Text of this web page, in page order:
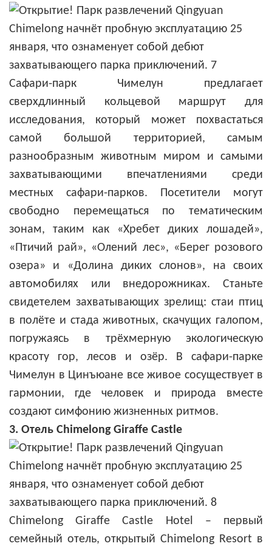
Сафари-парк Чимелун предлагает
сверхдлинный кольцевой маршрут для
исследования, который может похвастаться
самой большой территорией, самым
разнообразным животным миром и самыми
захватывающими впечатлениями среди
местных сафари-парков. Посетители могут
свободно перемещаться по тематическим
зонам, таким как «Хребет диких лошадей»,
«Птичий рай», «Олений лес», «Берег розового
озера» и «Долина диких слонов», на своих
автомобилях или внедорожниках. Станьте
свидетелем захватывающих зрелищ: стаи птиц
в полёте и стада животных, скачущих галопом,
погружаясь в трёхмерную экологическую
красоту гор, лесов и озёр. В сафари-парке
Чимелун в Цинъюане все живое сосуществует в
гармонии, где человек и природа вместе
создают симфонию жизненных ритмов.
3. Отель Chimelong Giraffe Castle
Chimelong Giraffe Castle Hotel – первый
семейный отель, открытый Chimelong Resort в